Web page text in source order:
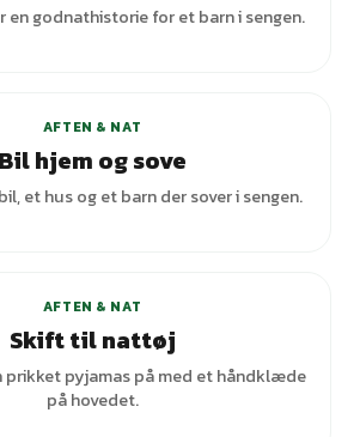
en godnathistorie for et barn i sengen.
AFTEN & NAT
Bil hjem og sove
et hus og et barn der sover i sengen.
AFTEN & NAT
Skift til nattøj
prikket pyjamas på med et håndklæde
på hovedet.